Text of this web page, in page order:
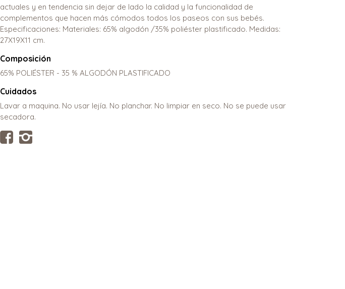
actuales y en tendencia sin dejar de lado la calidad y la funcionalidad de
complementos que hacen más cómodos todos los paseos con sus bebés.
Especificaciones: Materiales: 65% algodón /35% poliéster plastificado. Medidas:
27X19X11 cm.
Composición
65% POLIÉSTER - 35 % ALGODÓN PLASTIFICADO
Cuidados
Lavar a maquina. No usar lejía. No planchar. No limpiar en seco. No se puede usar
secadora.